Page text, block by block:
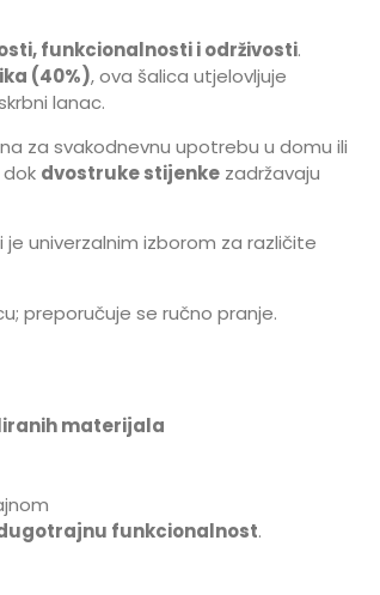
funkcionalnosti i održivosti.
(40%), ova šalica utjelovljuje
lanac.
za svakodnevnu upotrebu u domu ili
dvostruke stijenkezadržavaju
univerzalnim izborom za različite
preporučuje se ručno pranje.
materijala
funkcionalnost.